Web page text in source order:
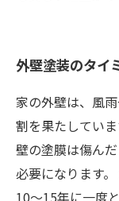
外壁塗装のタイ
家の外壁は、風
割を果たしてい
壁の塗膜は傷ん
必要になります
10～15年に一度